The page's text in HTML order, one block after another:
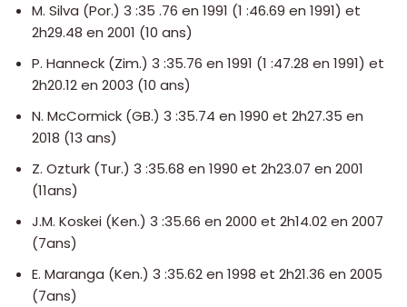
M. Silva (Por.) 3 :35 .76 en 1991 (1 :46.69 en 1991) et
2h29.48 en 2001 (10 ans)
P. Hanneck (Zim.) 3 :35.76 en 1991 (1 :47.28 en 1991) et
2h20.12 en 2003 (10 ans)
N. McCormick (GB.) 3 :35.74 en 1990 et 2h27.35 en
2018 (13 ans)
Z. Ozturk (Tur.) 3 :35.68 en 1990 et 2h23.07 en 2001
(11ans)
J.M. Koskei (Ken.) 3 :35.66 en 2000 et 2h14.02 en 2007
(7ans)
E. Maranga (Ken.) 3 :35.62 en 1998 et 2h21.36 en 2005
(7ans)